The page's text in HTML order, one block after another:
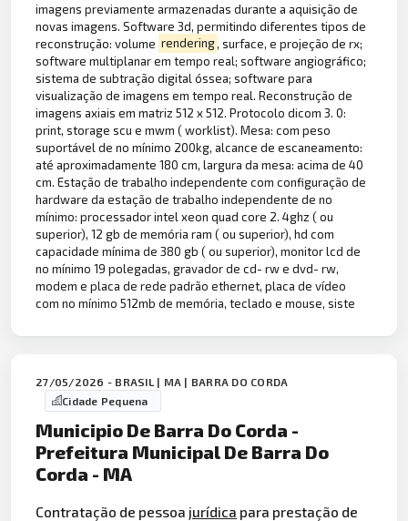
imagens previamente armazenadas durante a aquisição de
novas imagens. Software 3d, permitindo diferentes tipos de
reconstrução: volume rendering, surface, e projeção de rx;
software multiplanar em tempo real; software angiográfico;
sistema de subtração digital óssea; software para
visualização de imagens em tempo real. Reconstrução de
imagens axiais em matriz 512 x 512. Protocolo dicom 3. 0:
print, storage scu e mwm ( worklist). Mesa: com peso
suportável de no mínimo 200kg, alcance de escaneamento:
até aproximadamente 180 cm, largura da mesa: acima de 40
cm. Estação de trabalho independente com configuração de
hardware da estação de trabalho independente de no
mínimo: processador intel xeon quad core 2. 4ghz ( ou
superior), 12 gb de memória ram ( ou superior), hd com
capacidade mínima de 380 gb ( ou superior), monitor lcd de
no mínimo 19 polegadas, gravador de cd- rw e dvd- rw,
modem e placa de rede padrão ethernet, placa de vídeo
com no mínimo 512mb de memória, teclado e mouse, siste
27/05/2026 - BRASIL | MA | BARRA DO CORDA
Cidade Pequena
Municipio De Barra Do Corda -
Prefeitura Municipal De Barra Do
Corda - MA
Contratação de pessoa jurídica para prestação de